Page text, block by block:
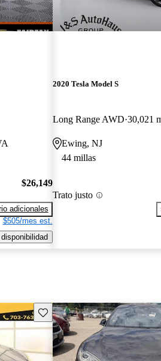
$26,149
adicionales
$505/mes est.
2020 Tesla Model S
Long Range AWD 30,021
Ewing, NJ
44 millas
Trato justo
Guarda este Aviso